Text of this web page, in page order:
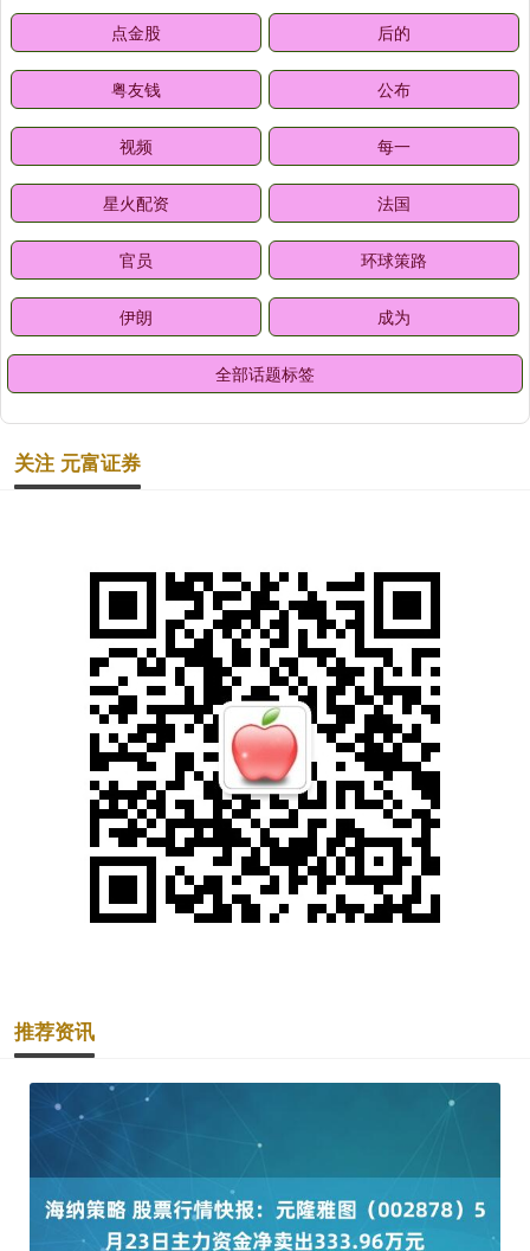
点金股 后的
粤友钱 公布
视频 每一
星火配资 法国
官员 环球策路
伊朗 成为
全部话题标签
关注 元富证券
推荐资讯